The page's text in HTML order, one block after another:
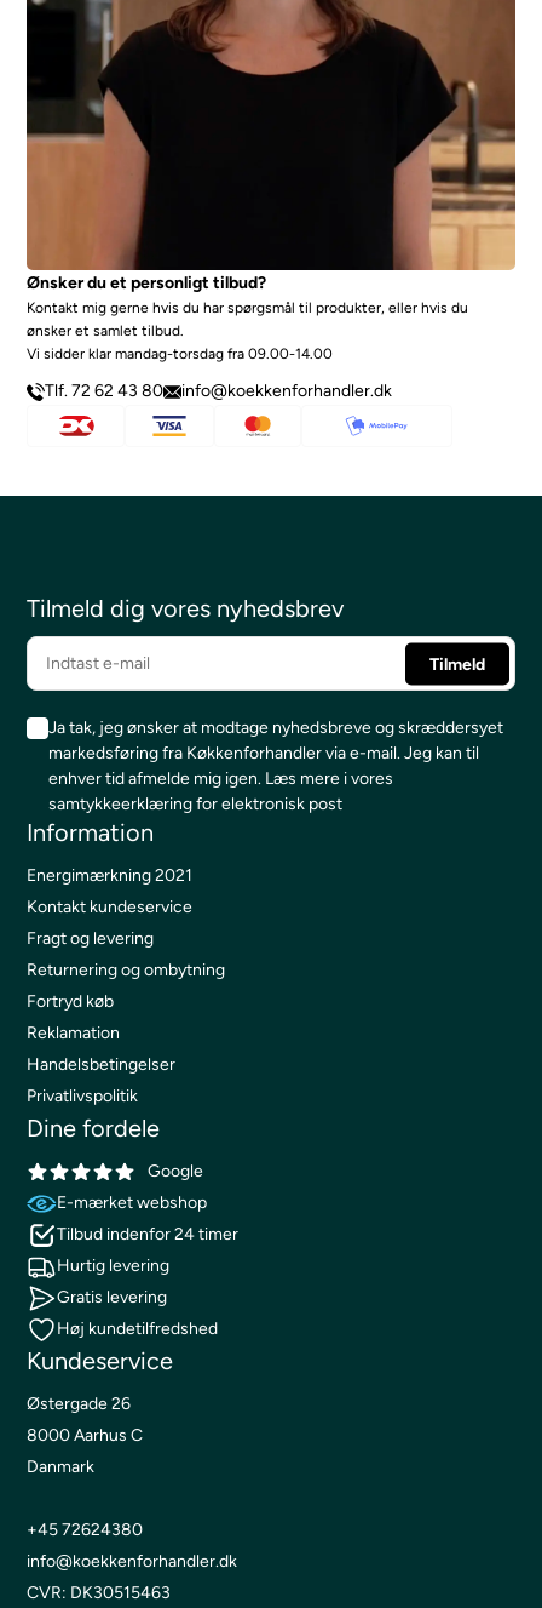
Ønsker du et personligt tilbud?
Kontakt mig gerne hvis du har spørgsmål til produkter, eller hvis du
ønsker et samlet tilbud.
Vi sidder klar mandag-torsdag fra 09.00-14.00
Tlf. 72 62 43 80 info@koekkenforhandler.dk
Tilmeld dig vores nyhedsbrev
Ja tak, jeg ønsker at modtage nyhedsbreve og skræddersyet
markedsføring fra Køkkenforhandler via e-mail. Jeg kan til
enhver tid afmelde mig igen. Læs mere i vores
samtykkeerklæring for elektronisk post
Information
Energimærkning 2021
Kontakt kundeservice
Fragt og levering
Returnering og ombytning
Fortryd køb
Reklamation
Handelsbetingelser
Privatlivspolitik
Dine fordele
Google
E-mærket webshop
Tilbud indenfor 24 timer
Hurtig levering
Gratis levering
Høj kundetilfredshed
Kundeservice
Østergade 26
8000 Aarhus C
Danmark
+45 72624380
info@koekkenforhandler.dk
CVR: DK30515463